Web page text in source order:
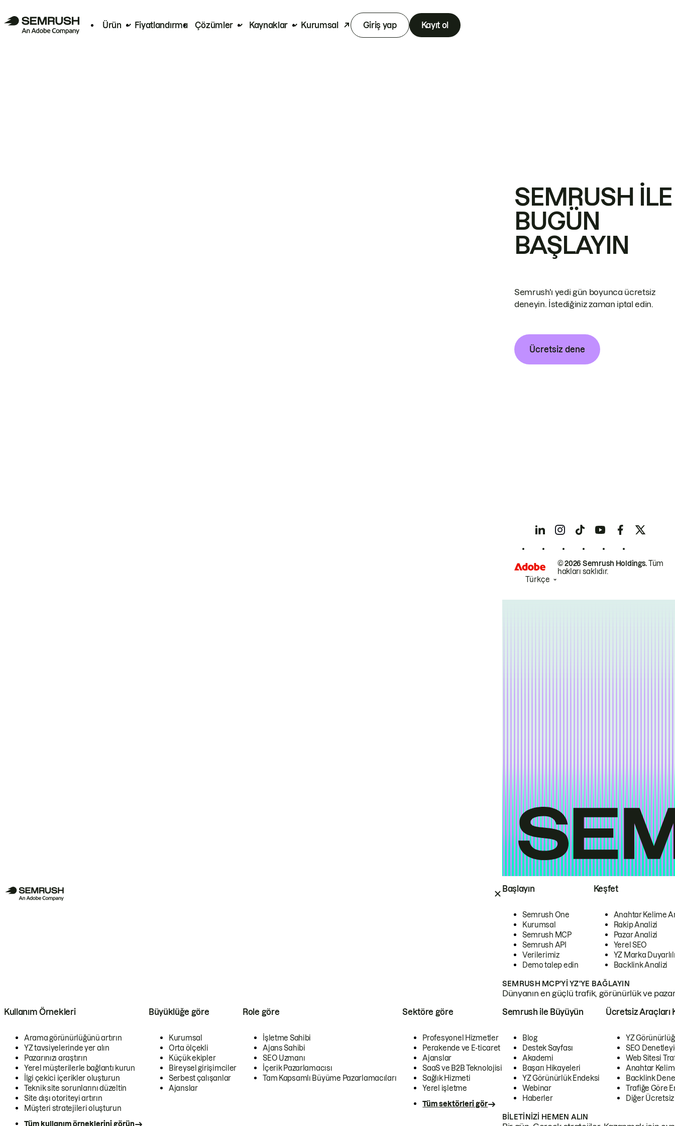
Ürün Fiyatlandırma Çözümler Kaynaklar Kurumsal Giriş yap Kayıt ol
Başlayın
Semrush One
Kurumsal
Semrush MCP
Semrush API
Verilerimiz
Demo talep edin
Keşfet
Anahtar Kelime
Rakip Analizi
Pazar Analizi
Yerel SEO
YZ Marka
Backlink Analizi
SEMRUSH MCP'YI YZ'YE BAĞLAYIN
Dünyanın en güçlü trafik, görünürlük ve
Kullanım Örnekleri
Arama görünürlüğünü artırın
YZ tavsiyelerinde yer alın
Pazarınızı araştırın
Yerel müşterilerle bağlantı kurun
İlgi çekici içerikler oluşturun
Teknik site sorunlarını düzeltin
Site dışı otoriteyi artırın
Müşteri stratejileri oluşturun
Tüm kullanım örneklerini görün
Büyüklüğe göre
Kurumsal
Orta ölçekli
Küçük ekipler
Bireysel girişimciler
Serbest çalışanlar
Ajanslar
Role göre
İşletme Sahibi
Ajans Sahibi
SEO Uzmanı
İçerik Pazarlamacısı
Tam Kapsamlı Büyüme Pazarlamacıları
Sektöre göre
Profesyonel Hizmetler
Perakende ve E-ticaret
Ajanslar
SaaS ve B2B Teknolojisi
Sağlık Hizmeti
Yerel işletme
Tüm sektörleri gör
Semrush ile Büyüyün
Blog
Destek Sayfası
Akademi
Başarı Hikayeleri
YZ Görünürlük Endeksi
Webinar
Haberler
Ücretsiz Araçları
YZ
SEO
Web Sitesi
Anahtar
Backlink
Trafiğe Göre
Diğer
BILETINIZI HEMEN ALIN
SEMRUSH ILE
BUGÜN
BAŞLAYIN
Semrush'ı yedi gün boyunca ücretsiz
deneyin. İstediğiniz zaman iptal edin.
Ücretsiz dene
© 2026 Semrush Holdings.Tüm
hakları saklıdır.
Türkçe